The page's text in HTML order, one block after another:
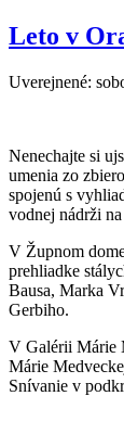
Leto v
Uverejnené:
Nenechajte si
umenia zo
spojenú s
vodnej nádrži
V Župnom
prehliadke
Bausa, Marka
Gerbiho.
V Galérii Márie
Márie
Snívanie v